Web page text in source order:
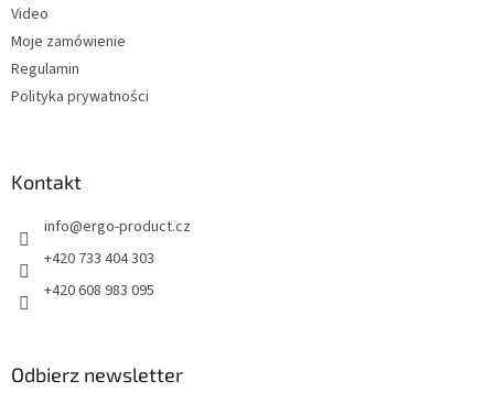
Video
Moje zamówienie
Regulamin
Polityka prywatności
Kontakt
info@ergo-product.cz
+420 733 404 303
+420 608 983 095
Odbierz newsletter